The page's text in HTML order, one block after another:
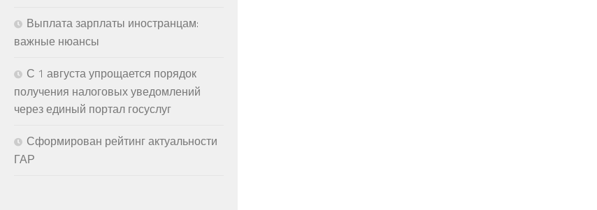
Выплата зарплаты иностранцам:
важные нюансы
С 1 августа упрощается порядок
получения налоговых уведомлений
через единый портал госуслуг
Сформирован рейтинг актуальности
ГАР